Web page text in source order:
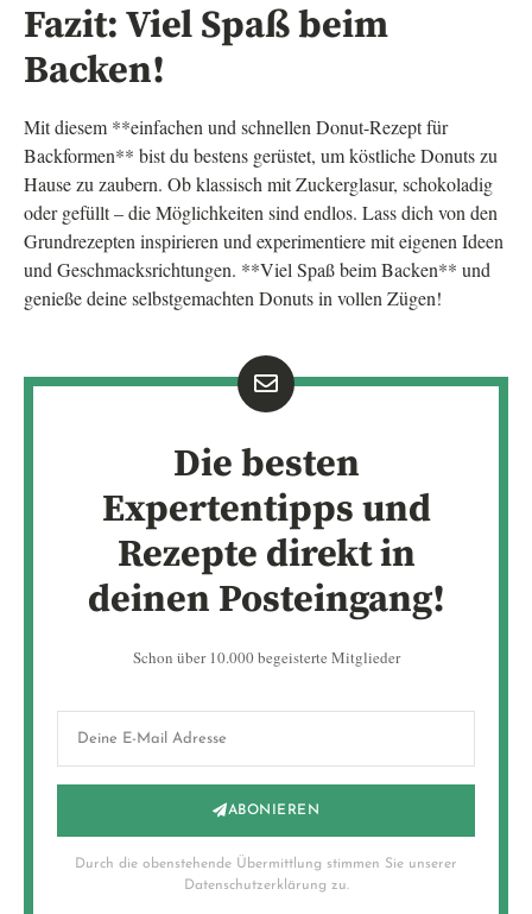
Fazit: Viel Spaß beim
Backen!
Mit diesem **einfachen und schnellen Donut-Rezept für
Backformen** bist du bestens gerüstet, um köstliche Donuts zu
Hause zu zaubern. Ob klassisch mit Zuckerglasur, schokoladig
oder gefüllt – die Möglichkeiten sind endlos. Lass dich von den
Grundrezepten inspirieren und experimentiere mit eigenen Ideen
und Geschmacksrichtungen. **Viel Spaß beim Backen** und
genieße deine selbstgemachten Donuts in vollen Zügen!
Die besten
Expertentipps und
Rezepte direkt in
deinen Posteingang!
Schon über 10.000 begeisterte Mitglieder
ABONIEREN
Durch die obenstehende Übermittlung stimmen Sie unserer
Datenschutzerklärung zu.